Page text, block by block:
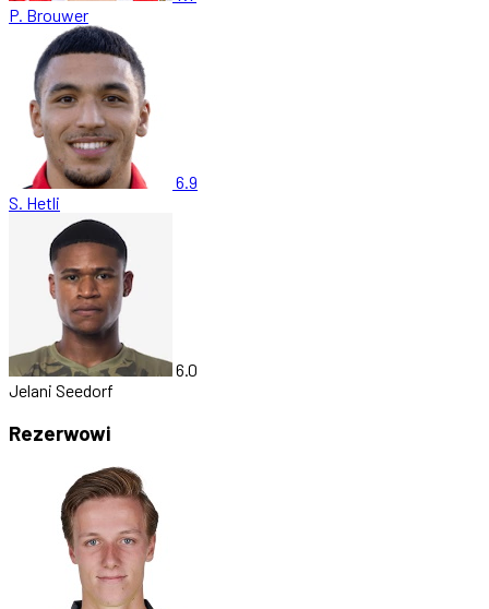
P. Brouwer
6.9
S. Hetli
6.0
Jelani Seedorf
Rezerwowi